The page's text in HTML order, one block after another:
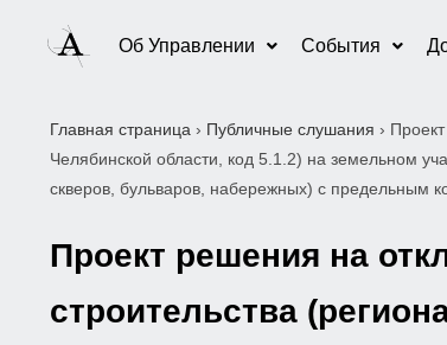
Об Управлении События
Главная страница › Публичные слушания ›
Челябинской области, код 5.1.2) на земельном
скверов, бульваров, набережных) с предельным
Проект решения на
строительства